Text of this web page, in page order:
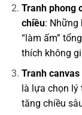
Tranh phong
chiều: Những
“làm ấm”
thích không
Tranh
là lựa chọn
tăng chiều